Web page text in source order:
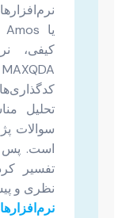
تحلیل
سوالات
است. پس
تفسیر
نظری و